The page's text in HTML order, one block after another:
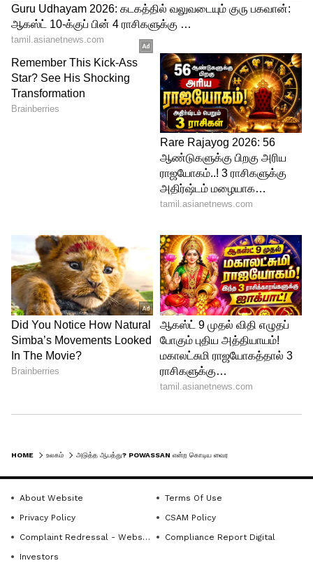
கடுமையான சந்தர்ப்பங்களில்,
நோயாளிகள் குழப்பம், ஒருங்கிணைப்பு
இழப்பு, பேசுவதில் சிரமம் மற்றும் வலிப்பு
Powassan வைரஸ்: நோய் கண்டறிதல்
தங்கள் மருத்துவரை தொடர்பு கொள்ள
வேண்டும், அவர்கள் நோயாளியின்
அறிகுறிகள் மற்றும் அறிகுறிகளின்
அடிப்படையில் இரத்தம் மற்றும்
முதுகெலும்பு திரவத்தின் ஆய்வக
சோதனைகள் மூலம் அவர்களின் நிலையை
கண்டறியும்.
Powassan வைரஸ்: சிகிச்சை
HOME உலகம்
About Website
Terms Of Use
Privacy Policy
CSAM Policy
Complaint Redressal - Website
Compliance Report Digital
Investors